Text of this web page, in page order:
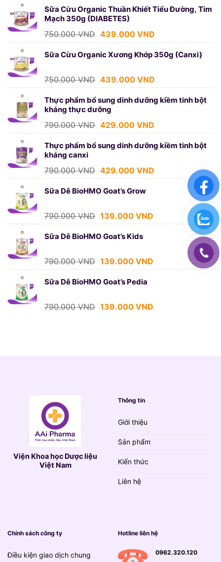
là:
1.250.000 VND.
tại
Sữa Cừu Organic Thuần Khiết Tiểu Đường, Tim
Mạch 350g (DIABETES)
750.000VND Giá
là:
439.000 VNDGiá
tại
Sữa Cừu Organic Xương Khớp 350g (Canxi)
750.000VND Giá
là:
750.000 VND.
439.000 VNDGiá
tại
Thực phẩm bổ sung dinh dưỡng kiềm tinh bột
kháng thực dưỡng
790.000VND Giá
là:
429.000 VNDGiá
tại
Thực phẩm bổ sung dinh dưỡng kiềm tinh bột
kháng canxi
790.000VND Giá
là:
429.000 VNDGiá
429.000 VND.
Sữa Dê BioHMO Goat’s Grow
790.000VND Giá
là:
139.000 VNDGiá
139.000 VND.
Sữa Dê BioHMO Goat’s Kids
790.000VND Giá
là:
139.000 VNDGiá
Sữa Dê BioHMO Goat’s Pedia
790.000VND Giá
139.000 VNDGiá
Viện Khoa học Dược liệu
Việt Nam
Thông tin
Giới thiệu
Sản phẩm
Kiến thức
Liên hệ
Chính sách công ty
Điều kiện giao dịch chung
Hotline liên hệ
0962.320.120